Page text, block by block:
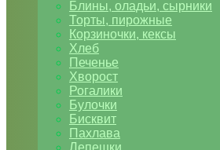
Блины, оладьи, сырники
Торты, пирожные
Корзиночки, кексы
Хлеб
Печенье
Хворост
Рогалики
Булочки
Бисквит
Пахлава
Лепешки